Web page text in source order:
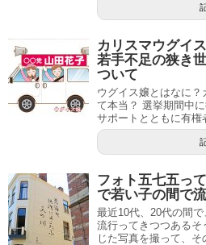
カリスマウグイ
若手不足の狭き
ついて
ウグイス嬢とはなに？
て本当？ 選挙期間中
サポートとともに有
フォト五七五っ
で若い子の間で
最近10代、20代の間
流行ってきつつある
じた写真を撮って、